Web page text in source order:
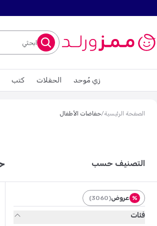
ابحثي
كتب الحفلات زي مُوحد
الصفحة الرئيسية/حفاضات الأطفال
التصنيف حسب
% عروض(
3060
)
فئات